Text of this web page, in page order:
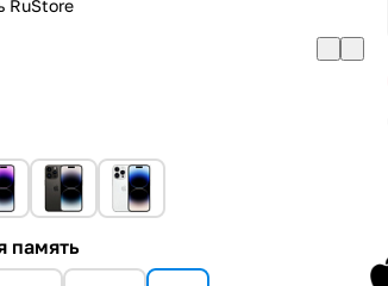
RuStore
память